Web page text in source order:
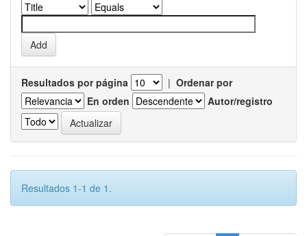
Resultados por página | Ordenar por
En orden
Autor/registro
Resultados 1-1 de 1.